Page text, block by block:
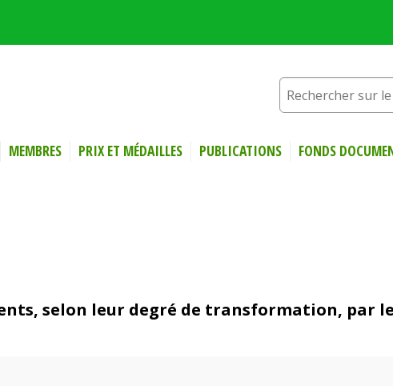
MEMBRES PRIX ET MÉDAILLES PUBLICATIONS FONDS
selon leur degré de transformation, par le